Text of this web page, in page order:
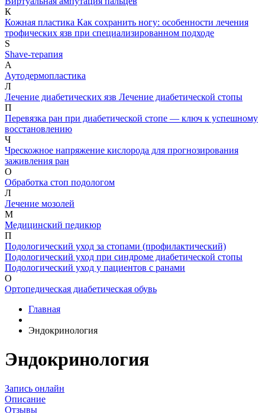
К
Кожная пластика Как сохранить ногу: особенности лечения
трофических язв при специализированном подходе
S
Shave-терапия
А
Аутодермопластика
Л
Лечение диабетических язв Лечение диабетической стопы
П
Перевязка ран при диабетической стопе — ключ к успешному
восстановлению
Ч
Чрескожное напряжение кислорода для прогнозирования
заживления ран
О
Обработка стоп подологом
Л
Лечение мозолей
М
Медицинский педикюр
П
Подологический уход за стопами (профилактический)
Подологический уход при синдроме диабетической стопы
Подологический уход у пациентов с ранами
О
Ортопедическая диабетическая обувь
Главная
Эндокринология
Эндокринология
Запись онлайн
Описание
Отзывы